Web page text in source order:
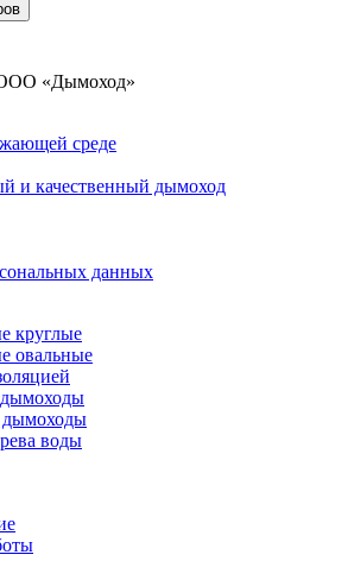
«Дымоход»
среде
и качественный дымоход
данных
круглые
овальные
дымоходы
воды